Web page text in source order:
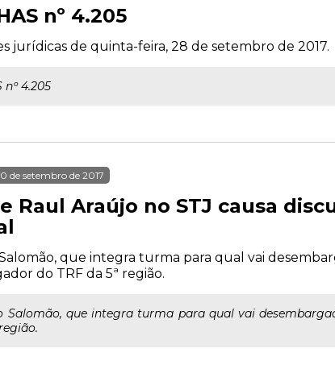
nº 4.205
jurídicas de quinta-feira, 28 de setembro de 2017.
nº 4.205
de setembro de 2017
Raul Araújo no STJ causa
que integra turma para qual vai
do TRF da 5ª região.
Salomão, que integra turma para qual vai